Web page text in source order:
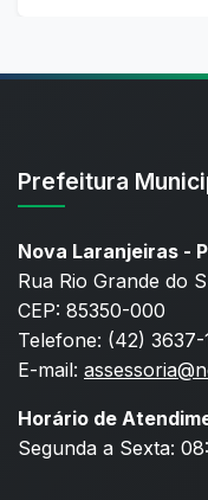
Prefeitura
Nova Laranjeiras -
Rua Rio Grande do
CEP: 85350-000
Telefone: (42) 3637-
E-mail:
Horário de
Segunda a Sexta: